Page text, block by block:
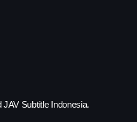
Subtitle Indonesia.